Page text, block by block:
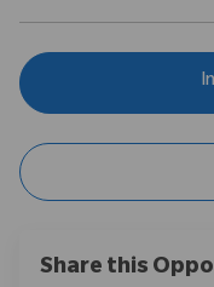
Share this